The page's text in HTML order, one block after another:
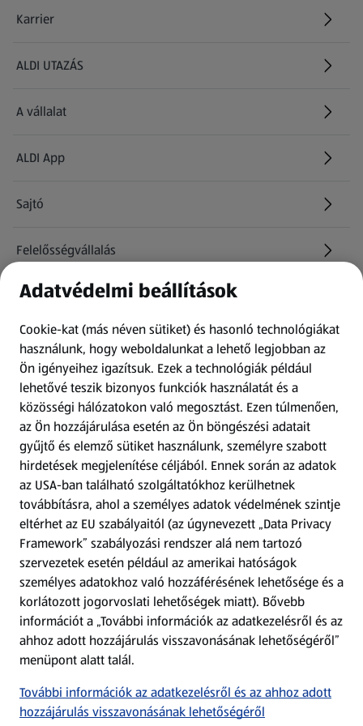
Karrier
(új oldalon nyílik meg)
ALDI UTAZÁS
(új oldalon nyílik meg)
A vállalat
ALDI App
Sajtó
Felelősségvállalás
Információk
Kérdőív
Fizetési lehetőségek
ALDI utalványok
Árcsökkentés
Adattörlő alkalmazás
Szervizpont
(új oldalon nyílik meg)
Fedezz fel minket az interneten!
Töltsd le az ALDI Magyarország applikációt!
Adatvédelmi beállítások
Cookie-kat (más néven sütiket) és hasonló technológiákat
használunk, hogy weboldalunkat a lehető legjobban az
Ön igényeihez igazítsuk. Ezek a technológiák például
lehetővé teszik bizonyos funkciók használatát és a
közösségi hálózatokon való megosztást. Ezen túlmenően,
az Ön hozzájárulása esetén az Ön böngészési adatait
gyűjtő és elemző sütiket használunk, személyre szabott
hirdetések megjelenítése céljából. Ennek során az adatok
az USA-ban található szolgáltatókhoz kerülhetnek
továbbításra, ahol a személyes adatok védelmének szintje
eltérhet az EU szabályaitól (az úgynevezett „Data Privacy
Framework” szabályozási rendszer alá nem tartozó
szervezetek esetén például az amerikai hatóságok
személyes adatokhoz való hozzáférésének lehetősége és a
korlátozott jogorvoslati lehetőségek miatt). Bővebb
információt a „További információk az adatkezelésről és az
ahhoz adott hozzájárulás visszavonásának lehetőségéről”
menüpont alatt talál.
További információk az adatkezelésről és az ahhoz adott
hozzájárulás visszavonásának lehetőségéről